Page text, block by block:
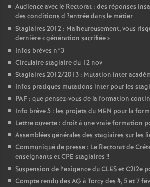
Audience avec le Rectorat : des réponses
des conditions d ?entrée dans le métier
Stagiaires 2012 : Malheureusement, vous
dernière «génération sacrifiée»
Infos brèves n°3
Circulaire stagiaire du 12 nov
Stagiaires 2012/2013 : Mutation inter
Infos pratiques mutations inter pour les
PAF : que pensez-vous de la formation
Info brève 5 : les projets du MEN pour la
Lettre ouverte : droit à une vraie formation
Assemblées générales des stagiaires sur les
Communiqué de presse : Le Rectorat de
enseignants etCPE stagiaires !!
Suspension de l’exigence duCLESet C2I2e
Compte rendu des AG à Torcy des 4, 5 et 7